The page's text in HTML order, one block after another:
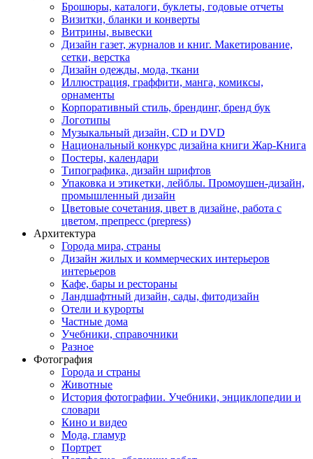
Брошюры, каталоги, буклеты, годовые отчеты
Визитки, бланки и конверты
Витрины, вывески
Дизайн газет, журналов и книг. Макетирование,
сетки, верстка
Дизайн одежды, мода, ткани
Иллюстрация, граффити, манга, комиксы,
орнаменты
Корпоративный стиль, брендинг, бренд бук
Логотипы
Музыкальный дизайн, СD и DVD
Национальный конкурс дизайна книги Жар-Книга
Постеры, календари
Типографика, дизайн шрифтов
Упаковка и этикетки, лейблы. Промоушен-дизайн,
промышленный дизайн
Цветовые сочетания, цвет в дизайне, работа с
цветом, препресс (prepress)
Архитектура
Города мира, страны
Дизайн жилых и коммерческих интерьеров
интерьеров
Кафе, бары и рестораны
Ландшафтный дизайн, сады, фитодизайн
Отели и курорты
Частные дома
Учебники, справочники
Разное
Фотография
Города и страны
Животные
История фотографии. Учебники, энциклопедии и
словари
Кино и видео
Мода, гламур
Портрет